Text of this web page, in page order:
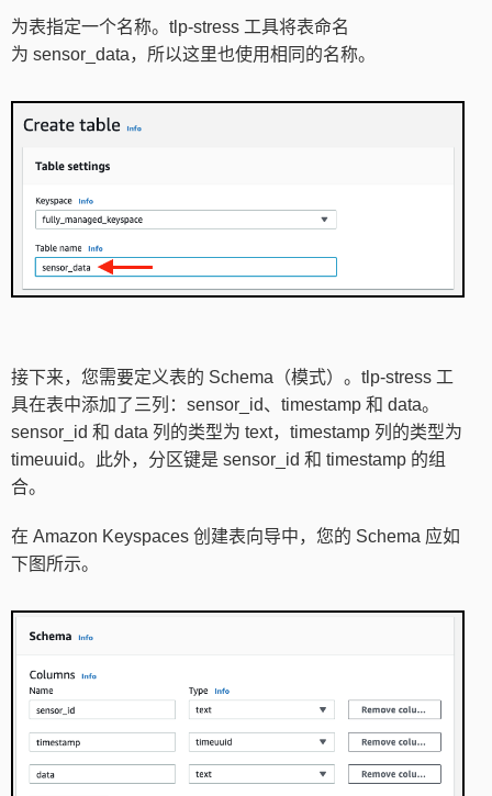
为表指定一个名称。tlp-stress 工具将表命名
为 sensor_data，所以这里也使用相同的名称。
接下来，您需要定义表的 Schema（模式）。tlp-stress 工
具在表中添加了三列：sensor_id、timestamp 和 data。
sensor_id 和 data 列的类型为 text，timestamp 列的类型为
timeuuid。此外，分区键是 sensor_id 和 timestamp 的组
合。
在 Amazon Keyspaces 创建表向导中，您的 Schema 应如
下图所示。